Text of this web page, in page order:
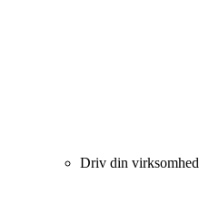
Driv din virksomhed